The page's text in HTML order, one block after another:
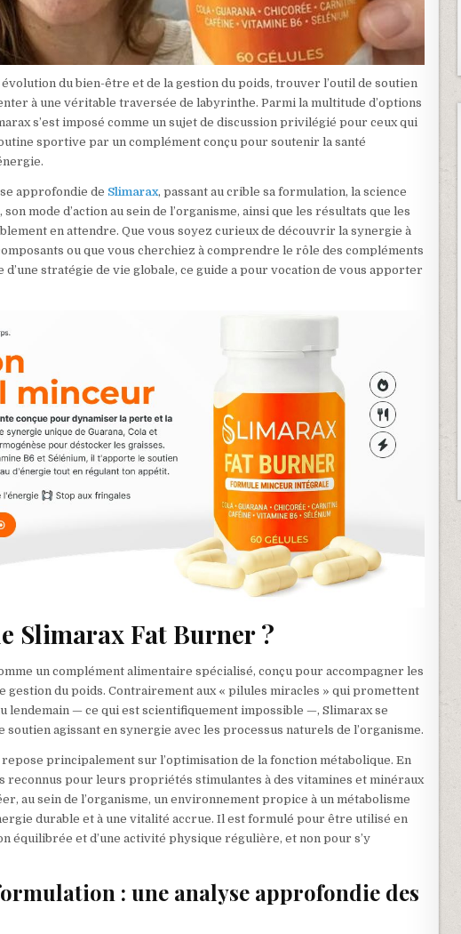
évolution du bien-être et de la gestion du poids, trouver l’outil de soutien
à une véritable traversée de labyrinthe. Parmi la multitude d’options
s’est imposé comme un sujet de discussion privilégié pour ceux qui
sportive par un complément conçu pour soutenir la santé
approfondie de Slimarax, passant au crible sa formulation, la science
mode d’action au sein de l’organisme, ainsi que les résultats que les
en attendre. Que vous soyez curieux de découvrir la synergie à
ou que vous cherchiez à comprendre le rôle des compléments
d’une stratégie de vie globale, ce guide a pour vocation de vous apporter
Slimarax Fat Burner ?
un complément alimentaire spécialisé, conçu pour accompagner les
gestion du poids. Contrairement aux « pilules miracles » qui promettent
lendemain — ce qui est scientifiquement impossible —, Slimarax se
soutien agissant en synergie avec les processus naturels de l’organisme.
principalement sur l’optimisation de la fonction métabolique. En
reconnus pour leurs propriétés stimulantes à des vitamines et minéraux
au sein de l’organisme, un environnement propice à un métabolisme
durable et à une vitalité accrue. Il est formulé pour être utilisé en
équilibrée et d’une activité physique régulière, et non pour s’y
: une analyse approfondie des